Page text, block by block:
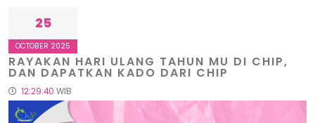
25
OCTOBER 2025
RAYAKAN HARI ULANG TAHUN MU DI CHIP,
DAN DAPATKAN KADO DARI CHIP
12:29:40 WIB